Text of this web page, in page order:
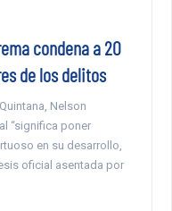
condena a 20
de los delitos
Nelson
“significa poner
en su desarrollo,
oficial asentada por